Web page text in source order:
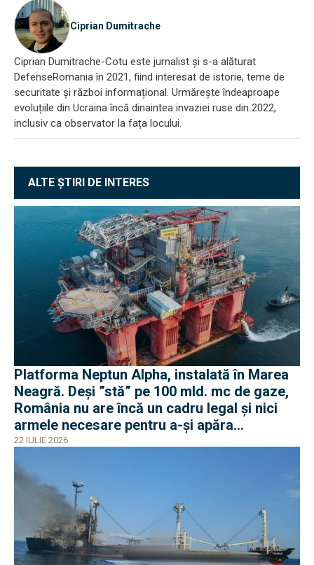
Ciprian Dumitrache
Ciprian Dumitrache-Cotu este jurnalist și s-a alăturat
DefenseRomania în 2021, fiind interesat de istorie, teme de
securitate și război informațional. Urmărește îndeaproape
evoluțiile din Ucraina încă dinaintea invaziei ruse din 2022,
inclusiv ca observator la fața locului.
ALTE ȘTIRI DE INTERES
Platforma Neptun Alpha, instalată în Marea
Neagră. Deși ”stă” pe 100 mld. mc de gaze,
România nu are încă un cadru legal și nici
armele necesare pentru a-și apăra
infrastructura
22 IULIE 2026